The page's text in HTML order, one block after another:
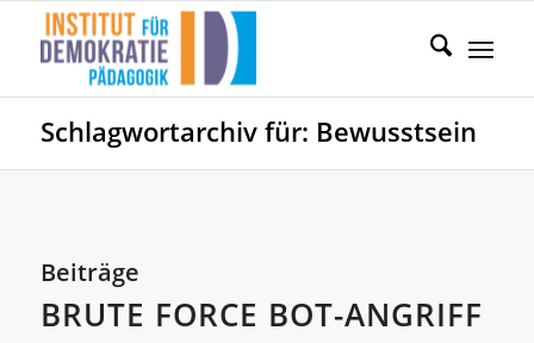
Schlagwortarchiv für: Bewusstsein
Beiträge
BRUTE FORCE BOT-ANGRIFF